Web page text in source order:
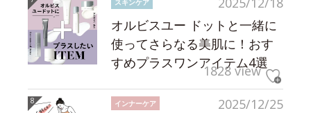
スキンケア
オルビスユー ドットと一緒に
使ってさらなる美肌に！おす
すめプラスワンアイテム4選
1828 view
2025/12/25
インナーケア